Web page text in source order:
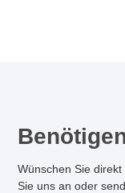
Wünschen Sie
Sie uns an oder